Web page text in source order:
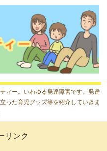
ィー。いわゆる発達障害です。発達
った育児グッズ等を紹介していきま
リンク